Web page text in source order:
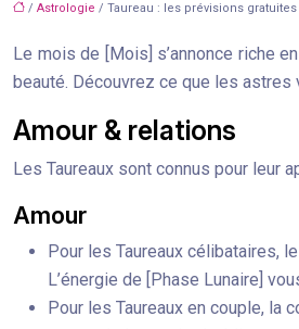
/ Astrologie / Taureau : les prévisions
Le mois de [Mois] s’annonce riche
beauté. Découvrez ce que les
Amour & relations
Les Taureaux sont connus pour leur
Amour
Pour les Taureaux célibataires,
L’énergie de [Phase Lunaire]
Pour les Taureaux en couple, la